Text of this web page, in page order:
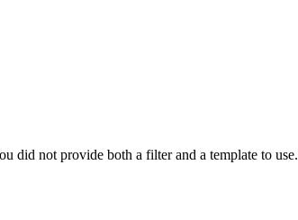
did not provide both a filter and a template to use.